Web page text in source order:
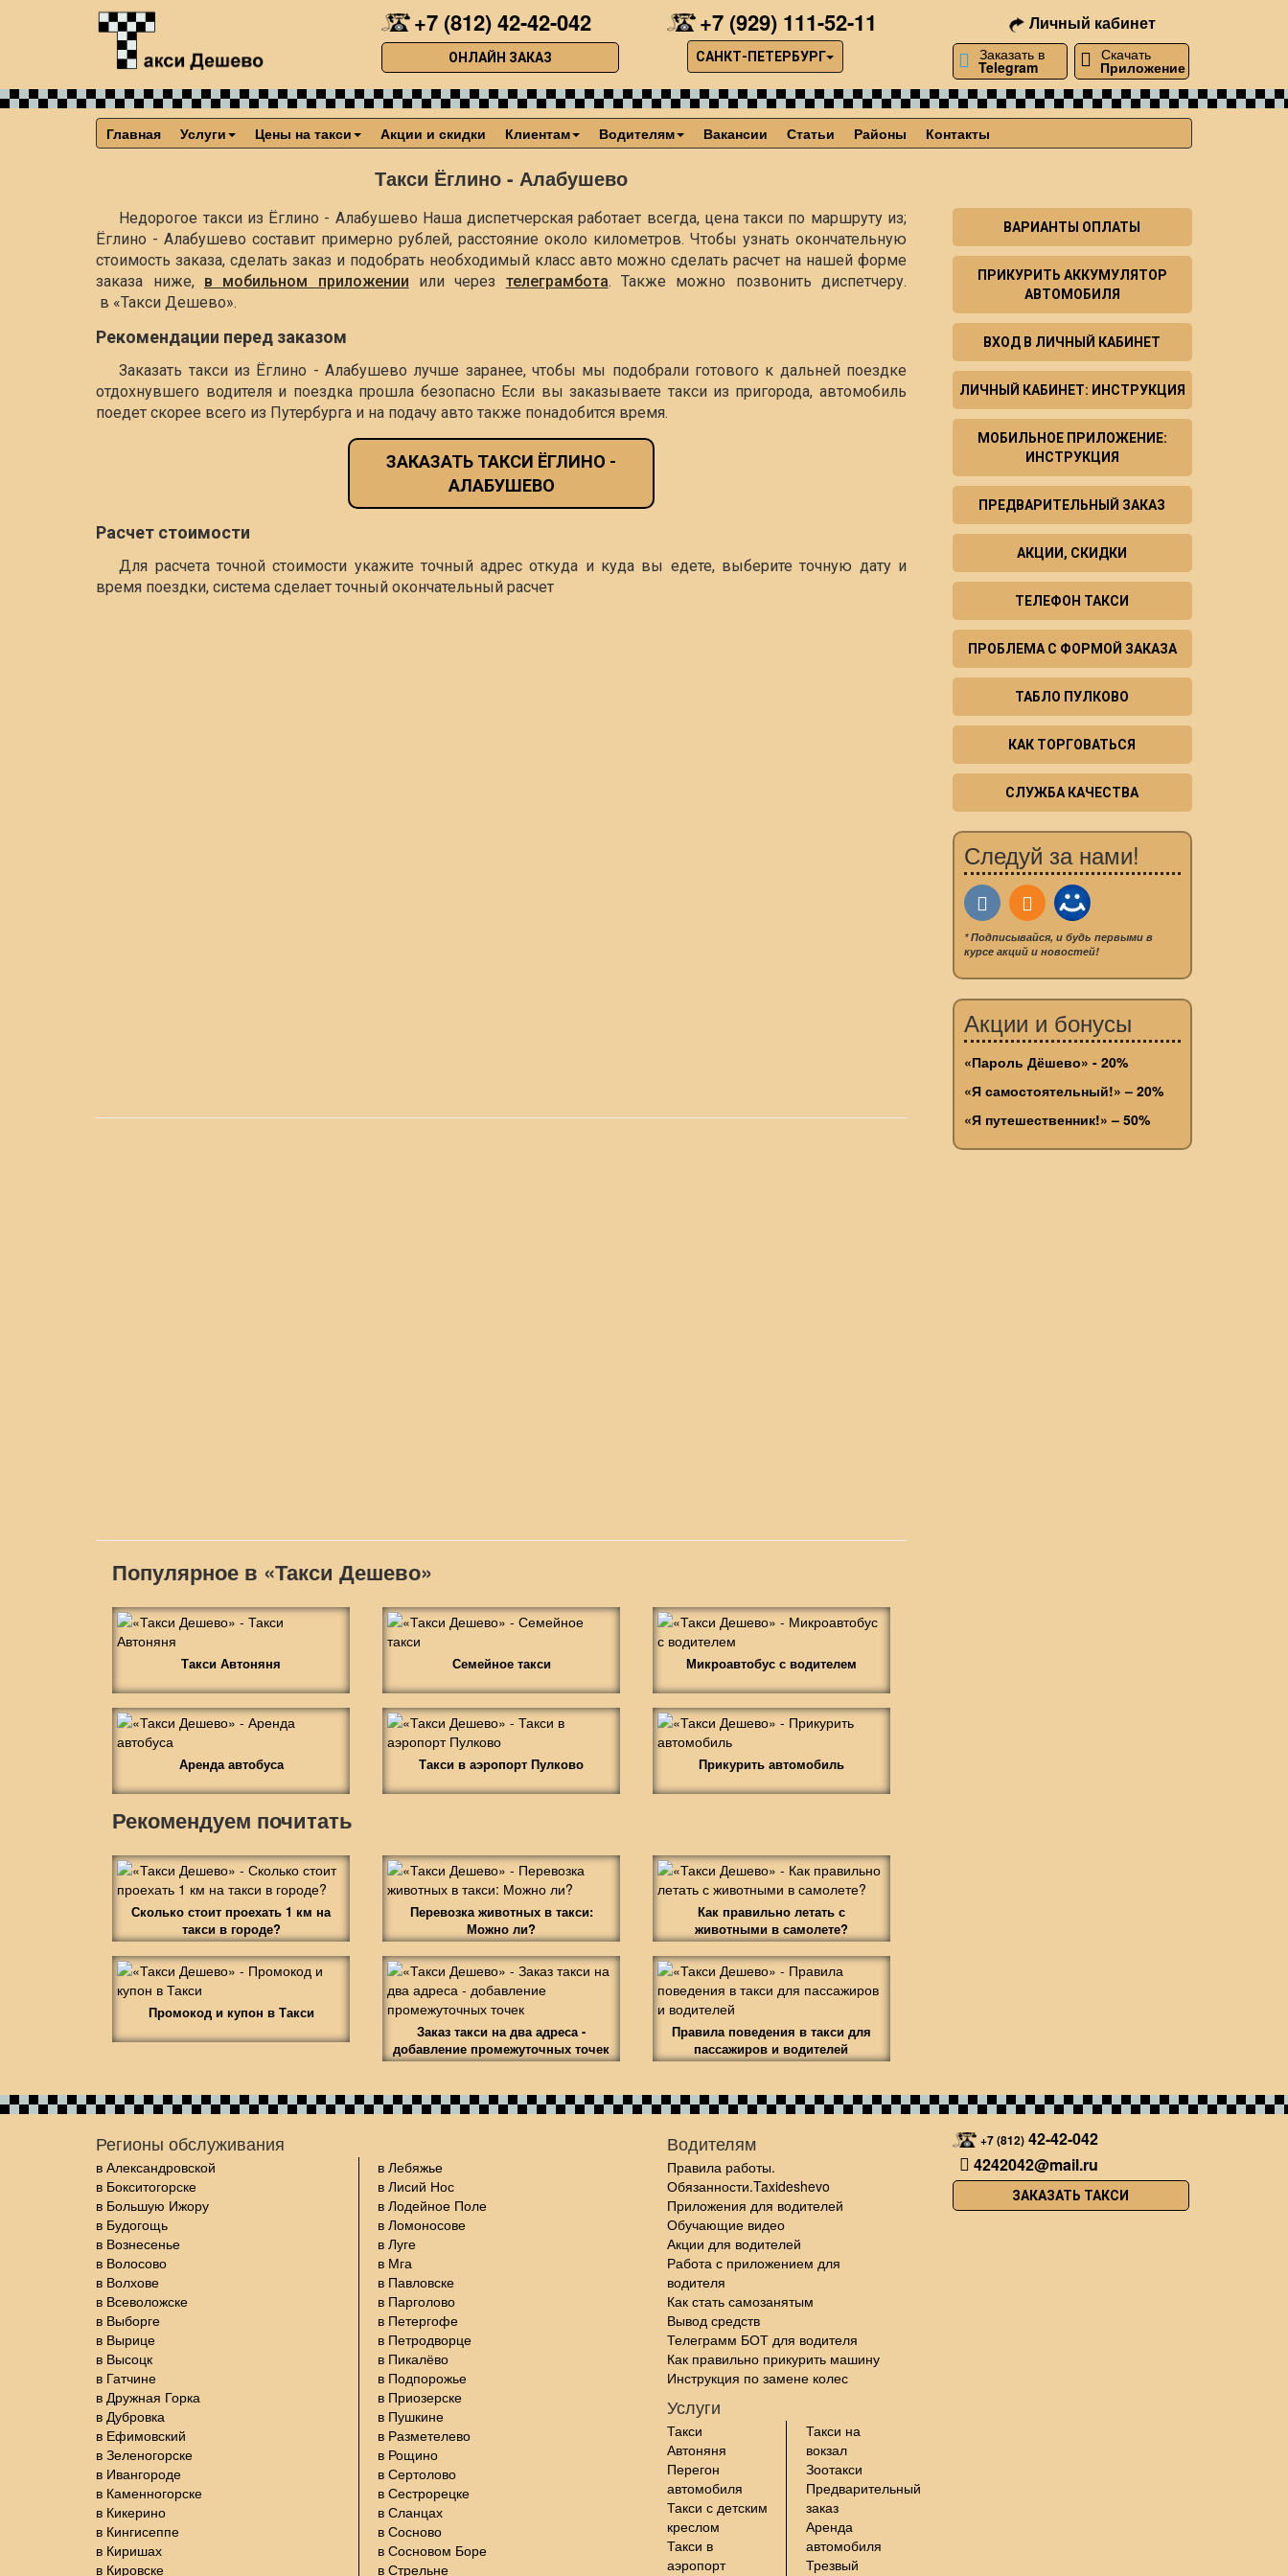
+7 (812) 42-42-042
ОНЛАЙН ЗАКАЗ
+7 (929) 111-52-11
САНКТ-ПЕТЕРБУРГ
Личный кабинет
Заказать в
Telegram
Скачать
Приложение
Главная Услуги Цены на такси Акции и скидки Клиентам Водителям Вакансии Статьи Районы Контакты
Такси Ёглино - Алабушево
Недорогое такси из Ёглино - Алабушево Наша диспетчерская работает всегда, цена такси по маршруту из;
Ёглино - Алабушево составит примернорублей, расстояние около километров. Чтобы узнать окончательную
стоимость заказа, сделать заказ и подобрать необходимый класс авто можно сделать расчет на нашей форме
заказа ниже, в мобильном приложении или через телеграмбота. Также можно позвонить диспетчеру.
в «Такси Дешево».
Рекомендации перед заказом
Заказать такси из Ёглино - Алабушево лучше заранее, чтобы мы подобрали готового к дальней поездке
отдохнувшего водителя и поездка прошла безопасно Если вы заказываете такси из пригорода, автомобиль
поедет скорее всего из Путербурга и на подачу авто также понадобится время.
ЗАКАЗАТЬ ТАКСИ ЁГЛИНО -
АЛАБУШЕВО
Расчет стоимости
Для расчета точной стоимости укажите точный адрес откуда и куда вы едете, выберите точную дату и
время поездки, система сделает точный окончательный расчет
Популярное в «Такси Дешево»
Такси Автоняня Семейное такси Микроавтобус с водителем
Аренда автобуса Такси в аэропорт Пулково Прикурить автомобиль
Рекомендуем почитать
Сколько стоит проехать 1 км на
такси в городе?
Перевозка животных в такси:
Можно ли?
Как правильно летать с
животными в самолете?
Промокод и купон в Такси
Заказ такси на два адреса -
добавление промежуточных точек
Правила поведения в такси для
пассажиров и водителей
ВАРИАНТЫ ОПЛАТЫ
ПРИКУРИТЬ АККУМУЛЯТОР
АВТОМОБИЛЯ
ВХОД В ЛИЧНЫЙ КАБИНЕТ
ЛИЧНЫЙ КАБИНЕТ: ИНСТРУКЦИЯ
МОБИЛЬНОЕ ПРИЛОЖЕНИЕ:
ИНСТРУКЦИЯ
ПРЕДВАРИТЕЛЬНЫЙ ЗАКАЗ
АКЦИИ, СКИДКИ
ТЕЛЕФОН ТАКСИ
ПРОБЛЕМА С ФОРМОЙ ЗАКАЗА
ТАБЛО ПУЛКОВО
КАК ТОРГОВАТЬСЯ
СЛУЖБА КАЧЕСТВА
Следуй за нами!
* Подписывайся, и будь первыми в
курсе акций и новостей!
Акции и бонусы
«Пароль Дёшево» - 20%
«Я самостоятельный!» – 20%
«Я путешественник!» – 50%
Регионы обслуживания
в Александровской
в Бокситогорске
в Большую Ижору
в Будогощь
в Вознесенье
в Волосово
в Волхове
в Всеволожске
в Выборге
в Вырице
в Высоцк
в Гатчине
в Дружная Горка
в Дубровка
в Ефимовский
в Зеленогорске
в Ивангороде
в Каменногорске
в Кикерино
в Кингисеппе
в Киришах
в Кировске
в Лебяжье
в Лисий Нос
в Лодейное Поле
в Ломоносове
в Луге
в Мга
в Павловске
в Парголово
в Петергофе
в Петродворце
в Пикалёво
в Подпорожье
в Приозерске
в Пушкине
в Разметелево
в Рощино
в Сертолово
в Сестрорецке
в Сланцах
в Сосново
в Сосновом Боре
в Стрельне
Водителям
Правила работы.
Обязанности.Taxideshevo
Приложения для водителей
Обучающие видео
Акции для водителей
Работа с приложением для
водителя
Как стать самозанятым
Вывод средств
Телеграмм БОТ для водителя
Как правильно прикурить машину
Инструкция по замене колес
Услуги
Такси
Автоняня
Перегон
автомобиля
Такси с детским
креслом
Такси в
аэропорт
Такси на
вокзал
Зоотакси
Предварительный
заказ
Аренда
автомобиля
Трезвый
+7 (812) 42-42-042
4242042@mail.ru
ЗАКАЗАТЬ ТАКСИ